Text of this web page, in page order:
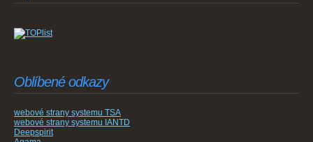
Oblíbené odkazy
webové strany systemu TSA
webové strany systemu IANTD
Deepspirit